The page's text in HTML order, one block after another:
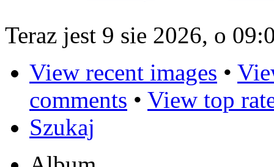
Teraz jest 9 sie 2026, o
View recent images •
comments • View top
Szukaj